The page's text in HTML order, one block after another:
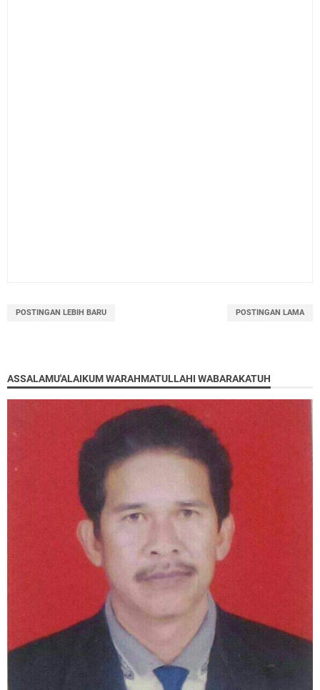
POSTINGAN LEBIH BARU POSTINGAN LAMA
ASSALAMU'ALAIKUM WARAHMATULLAHI WABARAKATUH